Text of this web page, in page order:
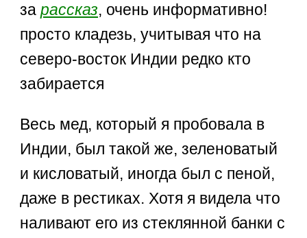
зарассказ, очень информативно!
просто кладезь, учитывая что на
северо-восток Индии редко кто
забирается
Весь мед, который я пробовала в
Индии, был такой же, зеленоватый
и кисловатый, иногда был с пеной,
даже в рестиках. Хотя я видела что
наливают его из стеклянной банки с